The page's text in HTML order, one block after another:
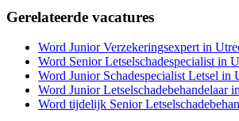
Gerelateerde vacatures
Word Junior Verzekeringsexpert in
Word Senior Letselschadespecialist in
Word Junior Schadespecialist Letsel in
Word Junior Letselschadebehandelaar
Word tijdelijk Senior